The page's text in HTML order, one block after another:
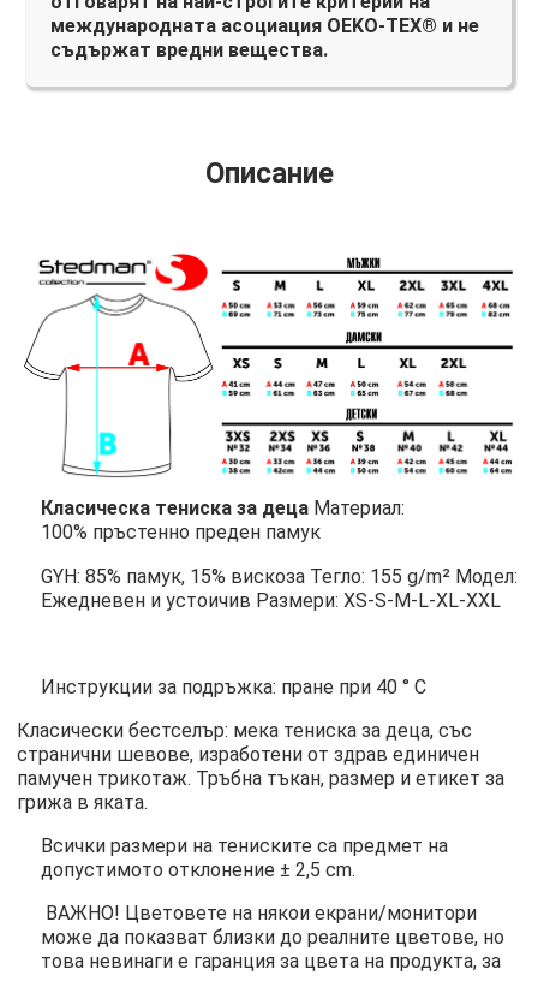
международната асоциация OEKO-TEX® и не
съдържат вредни вещества.
Описание
Класическа тениска за деца Материал:
100% пръстенно преден памук
GYH: 85% памук, 15% вискоза Тегло: 155 g/m² Модел:
Ежедневен и устоичив Размери: XS-S-M-L-XL-XXL
Инструкции за подръжка: пране при 40 ° C
Класически бестселър: мека тениска за деца, със
странични шевове, изработени от здрав единичен
памучен трикотаж. Тръбна тъкан, размер и етикет за
грижа в яката.
Всички размери на тениските са предмет на
допустимото отклонение ± 2,5 cm.
ВАЖНО! Цветовете на някои екрани/монитори
може да показват близки до реалните цветове, но
това невинаги е гаранция за цвета на продукта, за